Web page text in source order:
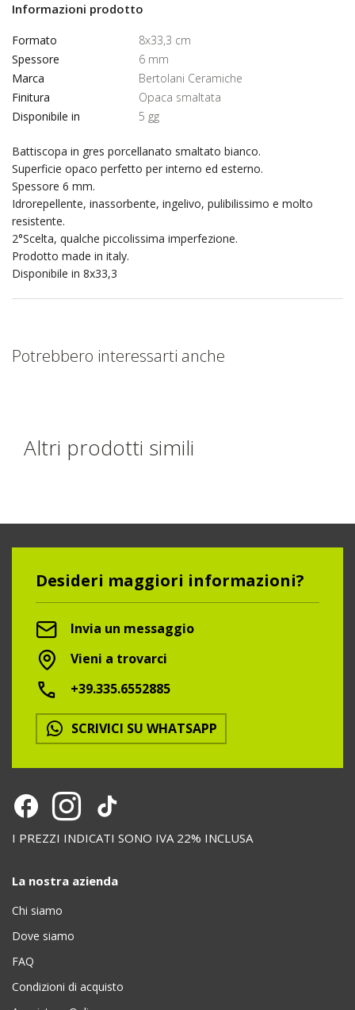
Informazioni prodotto
Formato
8x33,3 cm
Spessore
6 mm
Marca
Bertolani Ceramiche
Finitura
Opaca smaltata
Disponibile in
5 gg
Battiscopa in gres porcellanato smaltato bianco.
Superficie opaco perfetto per interno ed esterno.
Spessore 6 mm.
Idrorepellente, inassorbente, ingelivo, pulibilissimo e molto
resistente.
2°Scelta, qualche piccolissima imperfezione.
Prodotto made in italy.
Disponibile in 8x33,3
Potrebbero interessarti anche
Altri prodotti simili
Desideri maggiori informazioni?
Invia un messaggio
Vieni a trovarci
+39.335.6552885
SCRIVICI SU WHATSAPP
I PREZZI INDICATI SONO IVA 22% INCLUSA
La nostra azienda
Chi siamo
Dove siamo
FAQ
Condizioni di acquisto